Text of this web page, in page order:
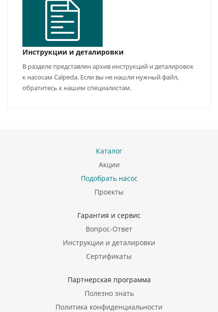
Инструкции и деталировки
В разделе представлен архив инструкций и деталировок
к насосам Calpeda. Если вы не нашли нужный файл,
обратитесь к нашим специалистам.
Каталог
Акции
Подобрать насос
Проекты
Гарантия и сервис
Вопрос-Ответ
Инструкции и деталировки
Сертификаты
Партнерская программа
Полезно знать
Политика конфиденциальности